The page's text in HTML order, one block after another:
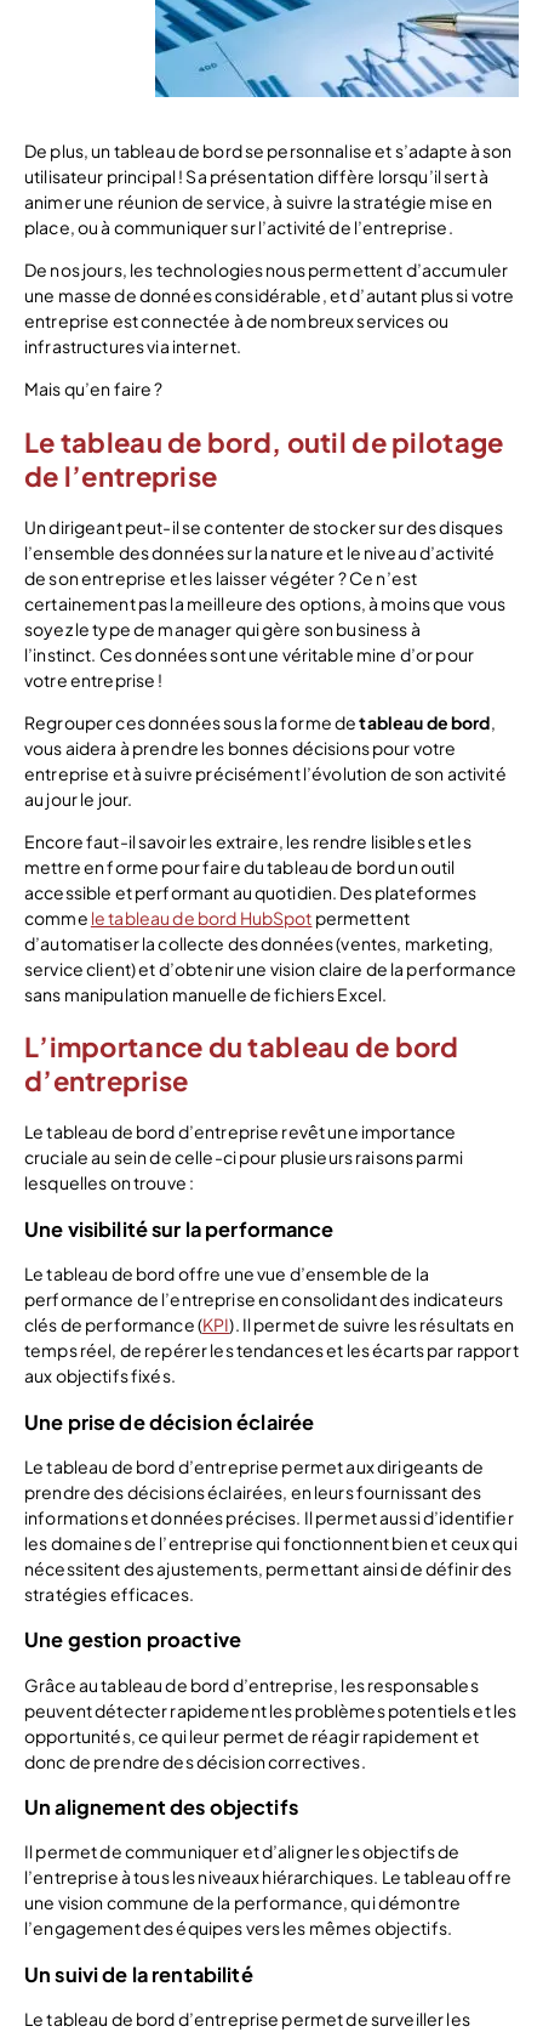
De plus, un tableau de bord se personnalise et s’adapte à son
utilisateur principal ! Sa présentation diffère lorsqu’il sert à
animer une réunion de service, à suivre la stratégie mise en
place, ou à communiquer sur l’activité de l’entreprise.
De nos jours, les technologies nous permettent d’accumuler
une masse de données considérable, et d’autant plus si votre
entreprise est connectée à de nombreux services ou
infrastructures via internet.
Mais qu’en faire ?
Le tableau de bord, outil de pilotage
de l’entreprise
Un dirigeant peut-il se contenter de stocker sur des disques
l’ensemble des données sur la nature et le niveau d’activité
de son entreprise et les laisser végéter ? Ce n’est
certainement pas la meilleure des options, à moins que vous
soyez le type de manager qui gère son business à
l’instinct. Ces données sont une véritable mine d’or pour
votre entreprise !
Regrouper ces données sous la forme detableau de bord,
vous aidera à prendre les bonnes décisions pour votre
entreprise et à suivre précisément l’évolution de son activité
au jour le jour.
Encore faut-il savoir les extraire, les rendre lisibles et les
mettre en forme pour faire du tableau de bord un outil
accessible et performant au quotidien. Des plateformes
comme le tableau de bord HubSpot permettent
d’automatiser la collecte des données (ventes, marketing,
service client) et d’obtenir une vision claire de la performance
sans manipulation manuelle de fichiers Excel.
L’importance du tableau de bord
d’entreprise
Le tableau de bord d’entreprise revêt une importance
cruciale au sein de celle-ci pour plusieurs raisons parmi
lesquelles on trouve :
Une visibilité sur la performance
Le tableau de bord offre une vue d’ensemble de la
performance de l’entreprise en consolidant des indicateurs
clés de performance (KPI). Il permet de suivre les résultats en
temps réel, de repérer les tendances et les écarts par rapport
aux objectifs fixés.
Une prise de décision éclairée
Le tableau de bord d’entreprise permet aux dirigeants de
prendre des décisions éclairées, en leurs fournissant des
informations et données précises. Il permet aussi d’identifier
les domaines de l’entreprise qui fonctionnent bien et ceux qui
nécessitent des ajustements, permettant ainsi de définir des
stratégies efficaces.
Une gestion proactive
Grâce au tableau de bord d’entreprise, les responsables
peuvent détecter rapidement les problèmes potentiels et les
opportunités, ce qui leur permet de réagir rapidement et
donc de prendre des décision correctives.
Un alignement des objectifs
Il permet de communiquer et d’aligner les objectifs de
l’entreprise à tous les niveaux hiérarchiques. Le tableau offre
une vision commune de la performance, qui démontre
l’engagement des équipes vers les mêmes objectifs.
Un suivi de la rentabilité
Le tableau de bord d’entreprise permet de surveiller les